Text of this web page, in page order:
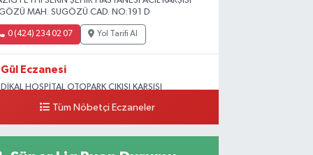
MAH. SUGÖZÜ CAD. NO:191 D
0 (424) 234 02 07 Yol Tarifi Al
Gül Eczanesi
HOSPİTAL OTOPARK ÇIKIŞI KARŞISI
HASTANESİ ARKASI OTOPARK ÇIKIŞI KARŞISI)
Tüm Nöbetçi Eczaneler